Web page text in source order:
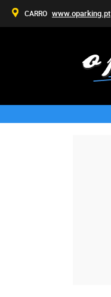
CARRO www.oparking.pt